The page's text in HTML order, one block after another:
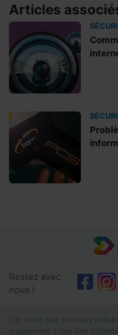
Articles
Restez avec
nous !